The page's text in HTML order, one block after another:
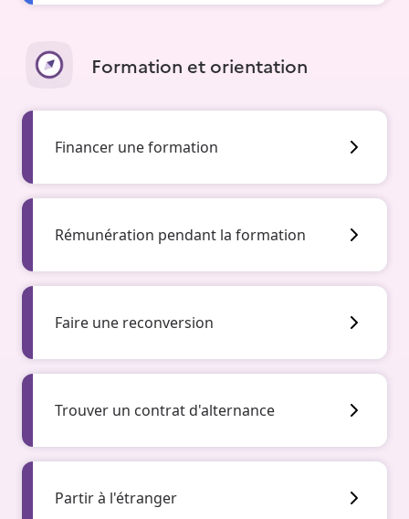
Formation et orientation
Financer une formation
Rémunération pendant la formation
Faire une reconversion
Trouver un contrat d'alternance
Partir à l'étranger